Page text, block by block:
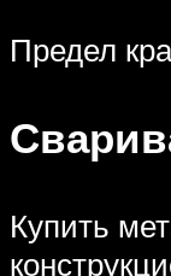
Предел
Купить